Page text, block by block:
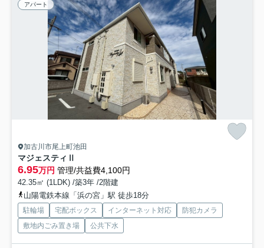
アパート
加古川市尾上町池田
マジェスティⅡ
6.95万円 管理/共益費4,100円
42.35㎡ (1LDK) /築3年 /2階建
山陽電鉄本線「浜の宮」駅 徒歩18分
駐輪場 宅配ボックス インターネット対応
防犯カメラ
敷地内ごみ置き場
公共下水